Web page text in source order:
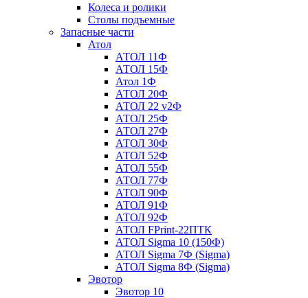
Колеса и ролики
Столы подъемные
Запасные части
Атол
АТОЛ 11Ф
АТОЛ 15Ф
Атол 1Ф
АТОЛ 20Ф
АТОЛ 22 v2Ф
АТОЛ 25Ф
АТОЛ 27Ф
АТОЛ 30Ф
АТОЛ 52Ф
АТОЛ 55Ф
АТОЛ 77Ф
АТОЛ 90Ф
АТОЛ 91Ф
АТОЛ 92Ф
АТОЛ FPrint-22ПТК
АТОЛ Sigma 10 (150Ф)
АТОЛ Sigma 7Ф (Sigma)
АТОЛ Sigma 8Ф (Sigma)
Эвотор
Эвотор 10